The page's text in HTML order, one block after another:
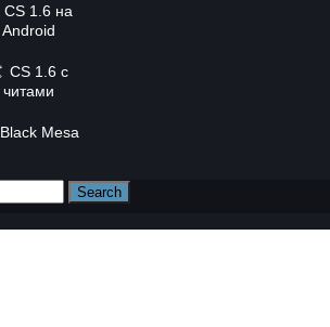
CS 1.6 на
Android
CS 1.6 с
читами
Black Mesa
Search